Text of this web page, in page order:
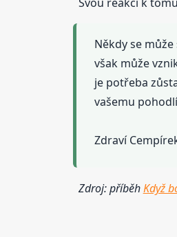
Někdy se
však může
je potřeba
vašemu
Zdraví
Zdroj: příběhKdyž